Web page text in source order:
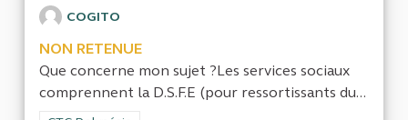
COGITO
NON RETENUE
Que concerne mon sujet ?Les services sociaux
comprennent la D.S.F.E (pour ressortissants du...